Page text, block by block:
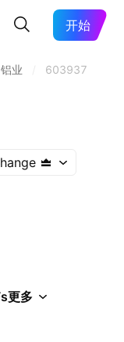
开始
铝业 603937
更多